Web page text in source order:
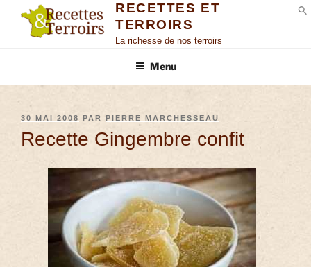
RECETTES ET
TERROIRS
La richesse de nos terroirs
Menu
30 MAI 2008 PAR PIERRE MARCHESSEAU
Recette Gingembre confit